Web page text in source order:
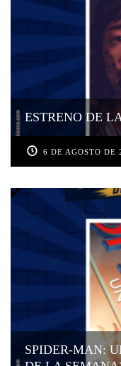
ESTRENO DE
6 DE AGOSTO DE
SPIDER-MAN: